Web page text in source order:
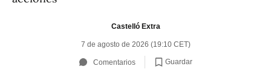
Castelló Extra
7 de agosto de 2026 (19:10 CET)
Comentarios Guardar